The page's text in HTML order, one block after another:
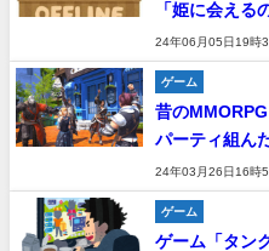
「姫に会える
24年06月05日19時
ゲーム
昔の
パーティ組ん
24年03月26日16時
ゲーム
ゲーム「タン